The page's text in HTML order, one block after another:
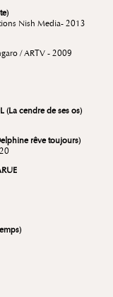
Nish Media- 2013
/ ARTV - 2009
(La cendre de ses os)
rêve toujours)